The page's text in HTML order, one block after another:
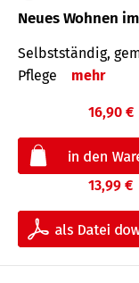
Neues Wohnen
Selbstständig,
Pflege
mehr
16,90 €
13,99 €